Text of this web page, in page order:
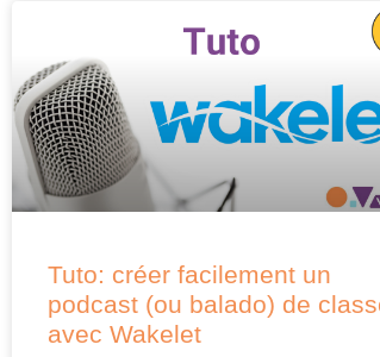
Tuto: créer facilement un
podcast (ou balado) de
avec Wakelet